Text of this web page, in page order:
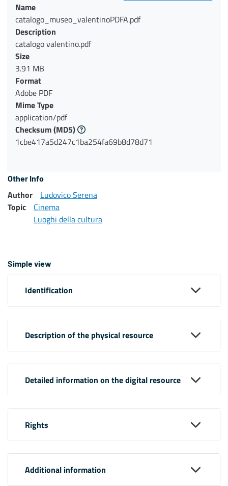
Name
catalogo_museo_valentinoPDFA.pdf
Description
catalogo valentino.pdf
Size
3.91 MB
Format
Adobe PDF
Mime Type
application/pdf
Checksum(MD5)
1cbe417a5d247c1ba254fa69b8d78d71
Other Info
Author
Ludovico Serena
Topic
Cinema
Luoghi della cultura
Simple view
Identification
Description of the physical resource
Detailed information on the digital resource
Rights
Additional information